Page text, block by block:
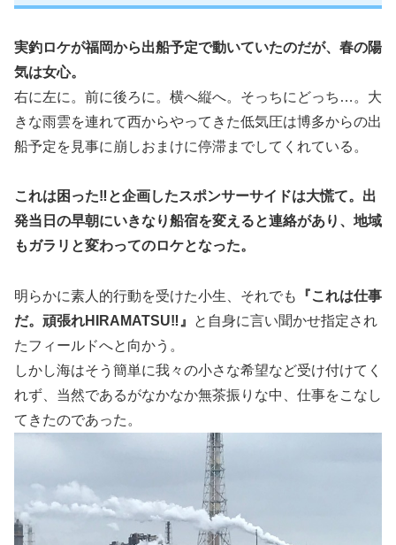
実釣ロケが福岡から出船予定で動いていたのだが、春の陽
気は女心。
右に左に。前に後ろに。横へ縦へ。そっちにどっち…。大
きな雨雲を連れて西からやってきた低気圧は博多からの出
船予定を見事に崩しおまけに停滞までしてくれている。
これは困った‼️と企画したスポンサーサイドは大慌て。出
発当日の早朝にいきなり船宿を変えると連絡があり、地域
もガラリと変わってのロケとなった。
明らかに素人的行動を受けた小生、それでも
『これは仕事
だ。頑張れHIRAMATSU‼️』
と自身に言い聞かせ指定され
たフィールドへと向かう。
しかし海はそう簡単に我々の小さな希望など受け付けてく
れず、当然であるがなかなか無茶振りな中、仕事をこなし
てきたのであった。